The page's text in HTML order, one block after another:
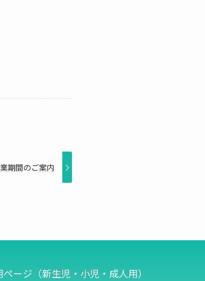
期間のご案内
ージ（新生児・小児・成人用）